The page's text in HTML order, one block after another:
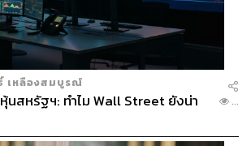
เหลืองสมบูรณ์
นสหรัฐฯ: ทำไม Wall Street ยังน่า
...